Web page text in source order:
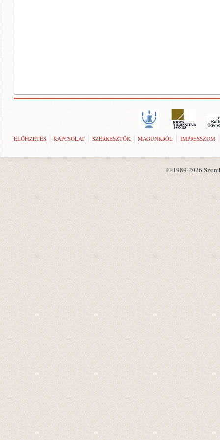
ELŐFIZETÉS KAPCSOLAT SZERKESZTŐK MAGUNKRÓL IMPRESSZUM
© 1989-2026